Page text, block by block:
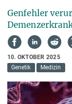
Genfehler
10. OKTOBER 2025
Genetik
Medizin